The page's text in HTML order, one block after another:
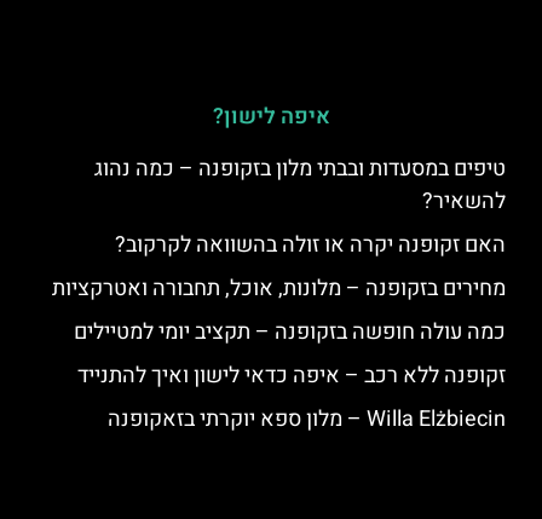
איפה לישון?
טיפים במסעדות ובבתי מלון בזקופנה – כמה נהוג
להשאיר?
האם זקופנה יקרה או זולה בהשוואה לקרקוב?
מחירים בזקופנה – מלונות, אוכל, תחבורה ואטרקציות
כמה עולה חופשה בזקופנה – תקציב יומי למטיילים
זקופנה ללא רכב – איפה כדאי לישון ואיך להתנייד
Willa Elżbiecin – מלון ספא יוקרתי בזאקופנה